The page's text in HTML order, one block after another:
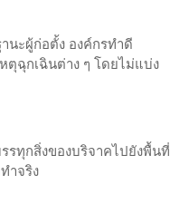
นะผู้ก่อตั้ง องค์กรทำดี
ตุฉุกเฉินต่าง ๆ โดยไม่แบ่ง
รทุกสิ่งของบริจาคไปยังพื้นที่
ำจริง